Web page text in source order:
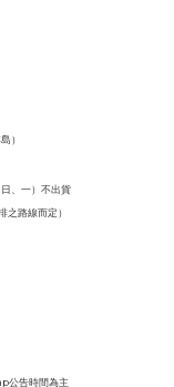
）
、一）不出貨
之路線而定）
公告時間為主